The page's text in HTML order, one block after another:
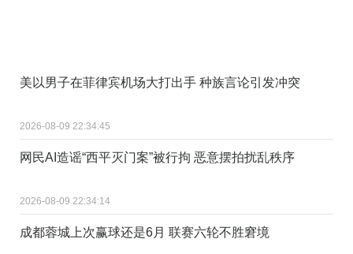
美以男子在菲律宾机场大打出手 种族言论引发冲突
2026-08-09 22:34:45
网民AI造谣“西平灭门案”被行拘 恶意摆拍扰乱秩序
2026-08-09 22:34:14
成都蓉城上次赢球还是6月 联赛六轮不胜窘境